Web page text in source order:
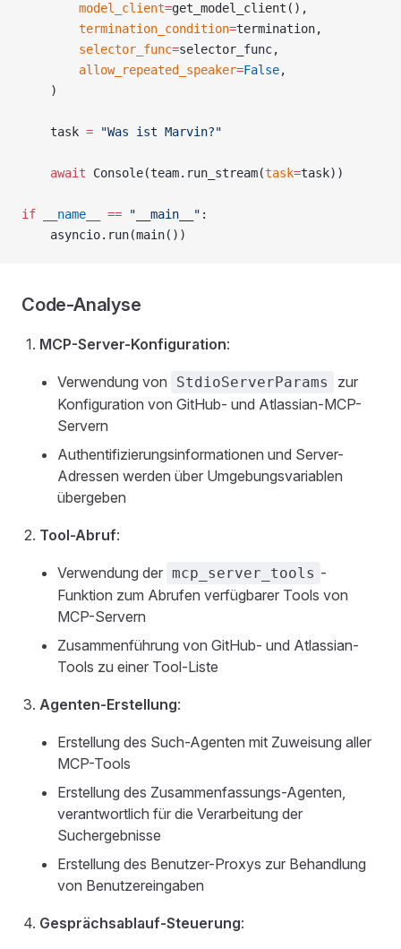
        model_client
=get_model_client(),
        termination_condition
=termination,
        selector_func
=selector_func,
        allow_repeated_speaker
=False,
    )
    task
= "Was ist Marvin?"
    await
Console(team.run_stream(task=task))
if __name__ == "__main__" :
    asyncio.run(main())
Code-Analyse
MCP-Server-Konfiguration:
Verwendung von StdioServerParams
zur
Konfiguration von GitHub- und Atlassian-MCP-
Servern
Authentifizierungsinformationen und Server-
Adressen werden über Umgebungsvariablen
übergeben
Tool-Abruf:
Verwendung der mcp_server_tools -
Funktion zum Abrufen verfügbarer Tools von
MCP-Servern
Zusammenführung von GitHub- und Atlassian-
Tools zu einer Tool-Liste
Agenten-Erstellung:
Erstellung des Such-Agenten mit Zuweisung aller
MCP-Tools
Erstellung des Zusammenfassungs-Agenten,
verantwortlich für die Verarbeitung der
Suchergebnisse
Erstellung des Benutzer-Proxys zur Behandlung
von Benutzereingaben
Gesprächsablauf-Steuerung: